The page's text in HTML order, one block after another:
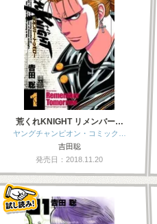
荒くれKNIGHT リメンバー…
ヤングチャンピオン・コミック…
吉田聡
発売日：2018.11.20